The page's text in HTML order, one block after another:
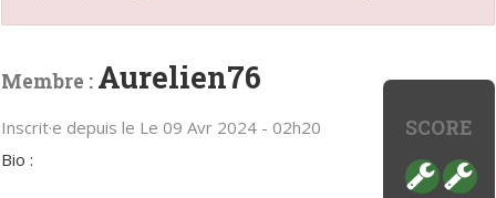
SCORE
Membre : Aurelien76
Inscrit·e depuis le Le 09 Avr 2024 - 02h20
Bio :